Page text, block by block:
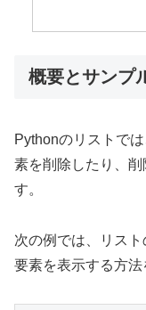
概要とサンプ
Pythonのリストで
素を削除したり、
す。
次の例では、リス
要素を表示する方法